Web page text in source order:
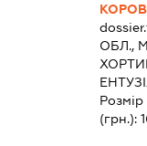
ОБЛ.,
(грн.):